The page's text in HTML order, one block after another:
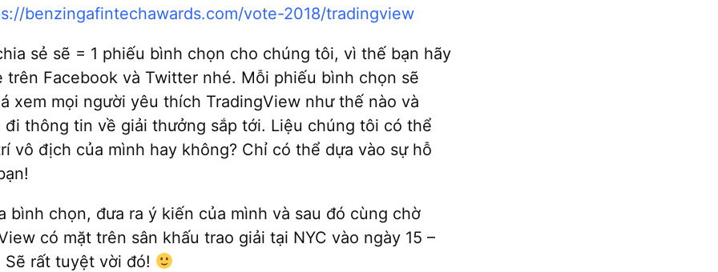
benzingafintechawards.com/vote-2018/tradingview
sẻ sẽ = 1 phiếu bình chọn cho chúng tôi, vì thế bạn hãy
trên Facebook và Twitter nhé. Mỗi phiếu bình chọn sẽ
xem mọi người yêu thích TradingView như thế nào và
đi thông tin về giải thưởng sắp tới. Liệu chúng tôi có thể
vô địch của mình hay không? Chỉ có thể dựa vào sự hỗ
bình chọn, đưa ra ý kiến của mình và sau đó cùng chờ
có mặt trên sân khấu trao giải tại NYC vào ngày 15 –
Sẽ rất tuyệt vời đó!